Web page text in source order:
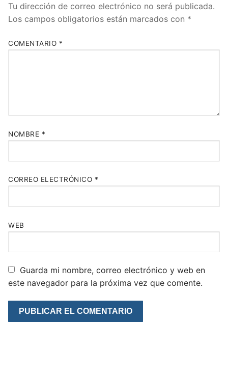
Tu dirección de correo electrónico no será publicada.
Los campos obligatorios están marcados con *
COMENTARIO *
NOMBRE *
CORREO ELECTRÓNICO *
WEB
Guarda mi nombre, correo electrónico y web en
este navegador para la próxima vez que comente.